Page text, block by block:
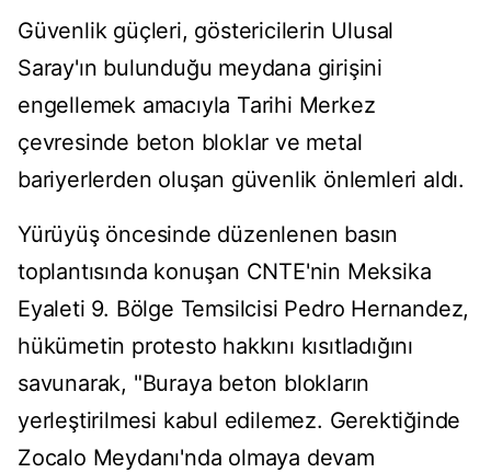
Güvenlik güçleri, göstericilerin Ulusal
Saray'ın bulunduğu meydana girişini
engellemek amacıyla Tarihi Merkez
çevresinde beton bloklar ve metal
bariyerlerden oluşan güvenlik önlemleri aldı.
Yürüyüş öncesinde düzenlenen basın
toplantısında konuşan CNTE'nin Meksika
Eyaleti 9. Bölge Temsilcisi Pedro Hernandez,
hükümetin protesto hakkını kısıtladığını
savunarak, "Buraya beton blokların
yerleştirilmesi kabul edilemez. Gerektiğinde
Zocalo Meydanı'nda olmaya devam